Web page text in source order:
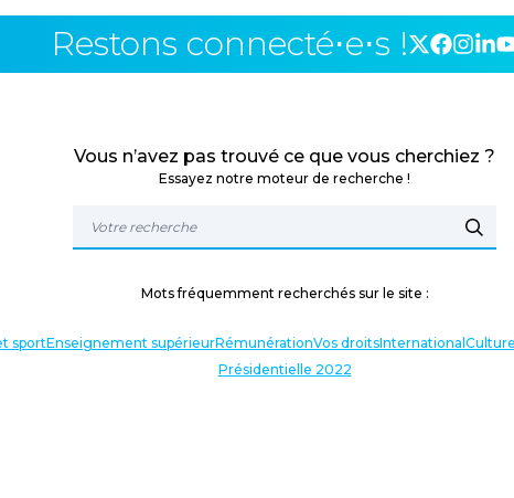
Restons connecté⋅e⋅s !
Vous n’avez pas trouvé ce que vous cherchiez ?
Essayez notre moteur de recherche !
Mots fréquemment recherchés sur le site :
sportEnseignement supérieurRémunérationVos droitsInternational Culture
Présidentielle 2022